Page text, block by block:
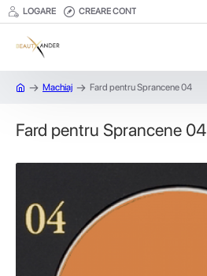
LOGARE CREARE CONT
Machiaj Fard pentru Sprancene 04
Fard pentru Sprancene 04